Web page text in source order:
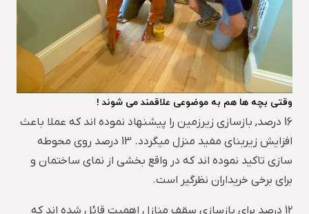
وقتی بچه ها هم به موضوعی علاقمند می شوند !
16 درصد, بازسازی زیرزمین را پیشنهاد نموده اند که عملا باعث
افزایش زیربنای مفید منزل میگردد. 13 درصد روی محوطه
سازی تاکید نموده اند که در واقع بخشی از نمای ساختمان و
برای برخی خریداران نظرگیر است.
12 درصد برای بازسازی سقف منازل اهمیت قائل شده اند که